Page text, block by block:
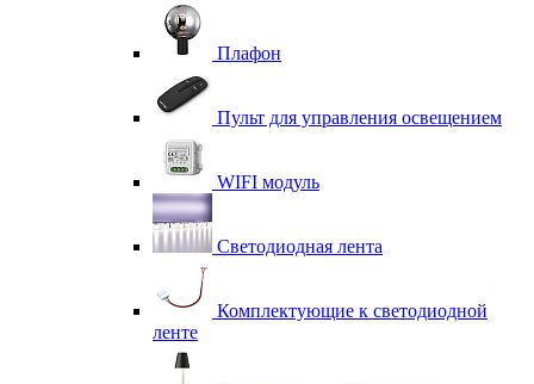
Плафон
Пульт для управления освещением
WIFI модуль
Светодиодная лента
Комплектующие к светодиодной
ленте